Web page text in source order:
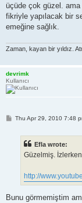
s
t
üçüde çok güzel. ama
fikriyle yapılacak bir
emeğine sağlık.
Zaman, kayan bir yıldız.
devrimk
Kullanıcı
PThu Apr 29, 2010 7:48
Efla wrote:
Güzelmiş.
http://
Bunu görmemiştim